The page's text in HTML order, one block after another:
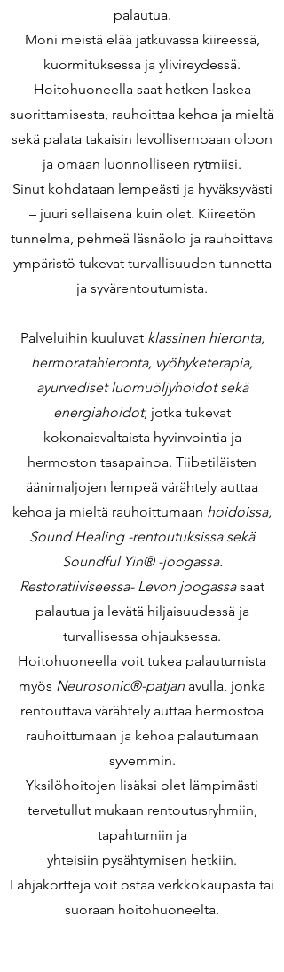
palautua.
Moni meistä elää jatkuvassa kiireessä,
kuormituksessa ja ylivireydessä.
Hoitohuoneella saat hetken laskea
suorittamisesta, rauhoittaa kehoa ja mieltä
sekä palata takaisin levollisempaan oloon
ja omaan luonnolliseen rytmiisi.
Sinut kohdataan lempeästi ja hyväksyvästi
– juuri sellaisena kuin olet. Kiireetön
tunnelma, pehmeä läsnäolo ja rauhoittava
ympäristö tukevat turvallisuuden tunnetta
ja syvärentoutumista.
Palveluihin kuuluvat klassinen hieronta,
hermoratahieronta, vyöhyketerapia,
ayurvediset luomuöljyhoidot sekä
energiahoidot, jotka tukevat
kokonaisvaltaista hyvinvointia ja
hermoston tasapainoa. Tiibetiläisten
äänimaljojen lempeä värähtely auttaa
kehoa ja mieltä rauhoittumaan hoidoissa,
Sound Healing -rentoutuksissa sekä
Soundful Yin® -joogassa.
Restoratiiviseessa- Levon joogassasaat
palautua ja levätä hiljaisuudessä ja
turvallisessa ohjauksessa.
Hoitohuoneella voit tukea palautumista
myös Neurosonic®-patjan avulla, jonka
rentouttava värähtely auttaa hermostoa
rauhoittumaan ja kehoa palautumaan
syvemmin.
Yksilöhoitojen lisäksi olet lämpimästi
tervetullut mukaan rentoutusryhmiin,
tapahtumiin ja
yhteisiin pysähtymisen hetkiin.
Lahjakortteja voit ostaa verkkokaupasta tai
suoraan hoitohuoneelta.